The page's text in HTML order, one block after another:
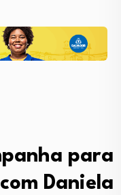
para
Daniela